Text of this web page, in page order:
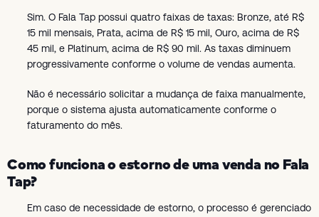
Sim. O Fala Tap possui quatro faixas de taxas: Bronze, até R$
15 mil mensais, Prata, acima de R$ 15 mil, Ouro, acima de R$
45 mil, e Platinum, acima de R$ 90 mil. As taxas diminuem
progressivamente conforme o volume de vendas aumenta.
Não é necessário solicitar a mudança de faixa manualmente,
porque o sistema ajusta automaticamente conforme o
faturamento do mês.
Como funciona o estorno de uma venda no Fala
Tap?
Em caso de necessidade de estorno, o processo é gerenciado